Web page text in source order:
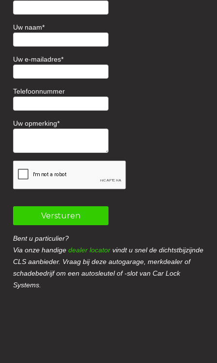
Uw naam
Uw e-mailadres
Telefoonnummer
Uw opmerking
Versturen
Bent u particulier?
Via onze handigedealer locator vindt u snel de dichtstbijzijnde
CLS aanbieder. Vraag bij deze autogarage, merkdealer of
schadebedrijf om een autosleutel of -slot van Car Lock
Systems.